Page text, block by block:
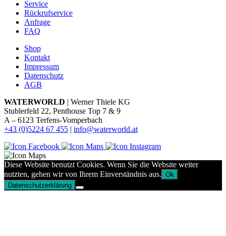
Service
Rückrufservice
Anfrage
FAQ
Shop
Kontakt
Impressum
Datenschutz
AGB
WATERWORLD | Werner Thiele KG
Stublerfeld 22, Penthouse Top 7 & 9
A – 6123 Terfens-Vomperbach
+43 (0)5224 67 455 | info@waterworld.at
Diese Website benutzt Cookies. Wenn Sie die Website weiter
nutzten, gehen wir von Ihrem Einverständnis aus. Ok
Datenschutzerklärung